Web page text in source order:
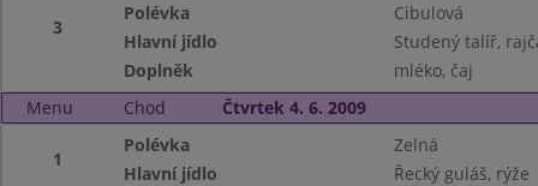
3
Polévka
Cibulová
Hlavní jídlo
Studený talíř,
Doplněk
mléko, čaj
Menu
Chod Čtvrtek 4. 6. 2009
1
Polévka
Zelná
Hlavní jídlo
Řecký guláš, rýže